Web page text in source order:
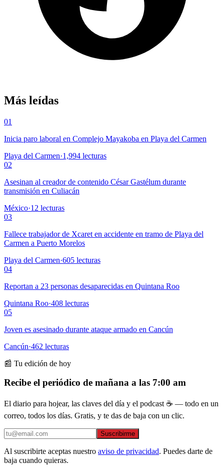
Más leídas
01
Inicia paro laboral en Complejo Mayakoba en Playa del Carmen
Playa del Carmen·1,994 lecturas
02
Asesinan al creador de contenido César Gastélum durante
transmisión en Culiacán
México·12 lecturas
03
Fallece trabajador de Xcaret en accidente en tramo de Playa del
Carmen a Puerto Morelos
Playa del Carmen·605 lecturas
04
Reportan a 23 personas desaparecidas en Quintana Roo
Quintana Roo·408 lecturas
05
Joven es asesinado durante ataque armado en Cancún
Cancún·462 lecturas
📰 Tu edición de hoy
Recibe el periódico de mañana a las 7:00 am
El diario para hojear, las claves del día y el podcast ☕ — todo en un
correo, todos los días. Gratis, y te das de baja con un clic.
Suscribirme
Al suscribirte aceptas nuestro aviso de privacidad. Puedes darte de
baja cuando quieras.